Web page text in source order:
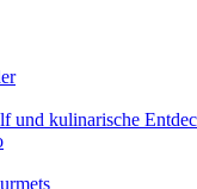
kulinarische